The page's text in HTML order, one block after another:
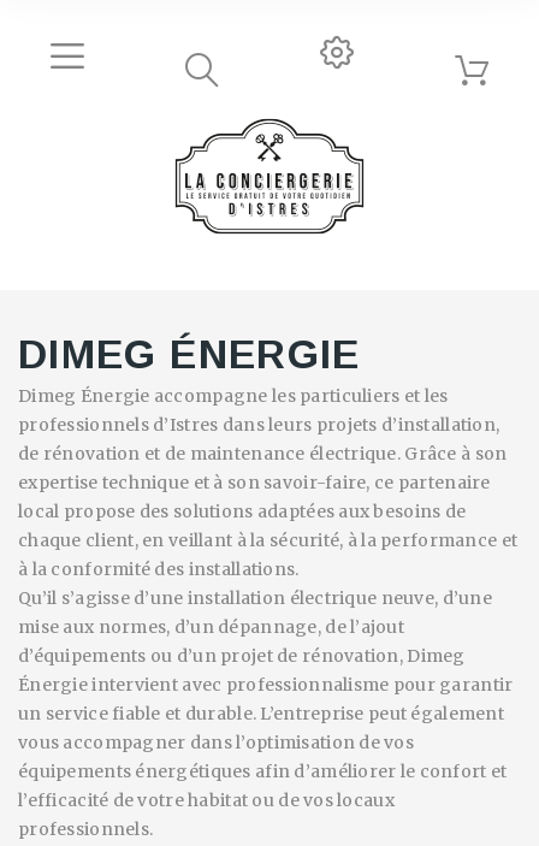
DIMEG ÉNERGIE
Dimeg Énergie accompagne les particuliers et les
professionnels d’Istres dans leurs projets d’installation,
de rénovation et de maintenance électrique. Grâce à son
expertise technique et à son savoir-faire, ce partenaire
local propose des solutions adaptées aux besoins de
chaque client, en veillant à la sécurité, à la performance et
à la conformité des installations.
Qu’il s’agisse d’une installation électrique neuve, d’une
mise aux normes, d’un dépannage, de l’ajout
d’équipements ou d’un projet de rénovation, Dimeg
Énergie intervient avec professionnalisme pour garantir
un service fiable et durable. L’entreprise peut également
vous accompagner dans l’optimisation de vos
équipements énergétiques afin d’améliorer le confort et
l’efficacité de votre habitat ou de vos locaux
professionnels.